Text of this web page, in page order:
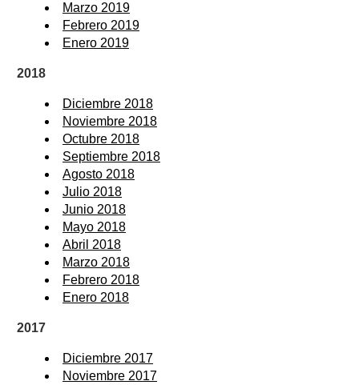
Marzo 2019
Febrero 2019
Enero 2019
2018
Diciembre 2018
Noviembre 2018
Octubre 2018
Septiembre 2018
Agosto 2018
Julio 2018
Junio 2018
Mayo 2018
Abril 2018
Marzo 2018
Febrero 2018
Enero 2018
2017
Diciembre 2017
Noviembre 2017